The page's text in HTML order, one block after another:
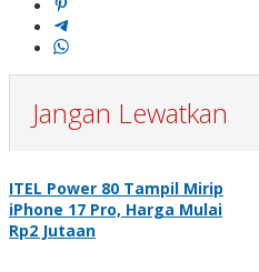
Jangan Lewatkan
ITEL Power 80 Tampil Mirip
iPhone 17 Pro, Harga Mulai
Rp2 Jutaan